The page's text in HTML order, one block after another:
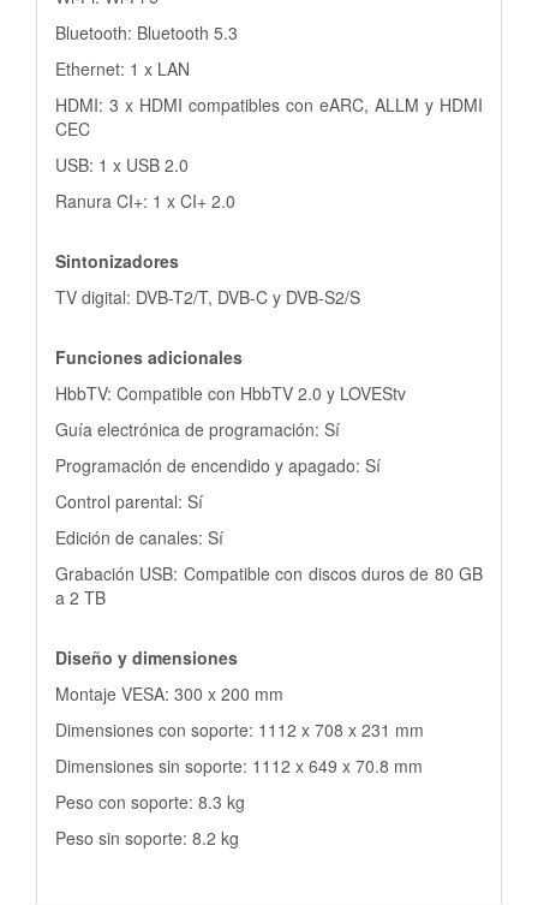
Bluetooth: Bluetooth 5.3
Ethernet: 1 x LAN
HDMI: 3 x HDMI compatibles con eARC, ALLM y HDMI
CEC
USB: 1 x USB 2.0
Ranura CI+: 1 x CI+ 2.0
Sintonizadores
TV digital: DVB-T2/T, DVB-C y DVB-S2/S
Funciones adicionales
HbbTV: Compatible con HbbTV 2.0 y LOVEStv
Guía electrónica de programación: Sí
Programación de encendido y apagado: Sí
Control parental: Sí
Edición de canales: Sí
Grabación USB: Compatible con discos duros de 80 GB
a 2 TB
Diseño y dimensiones
Montaje VESA: 300 x 200 mm
Dimensiones con soporte: 1112 x 708 x 231 mm
Dimensiones sin soporte: 1112 x 649 x 70.8 mm
Peso con soporte: 8.3 kg
Peso sin soporte: 8.2 kg